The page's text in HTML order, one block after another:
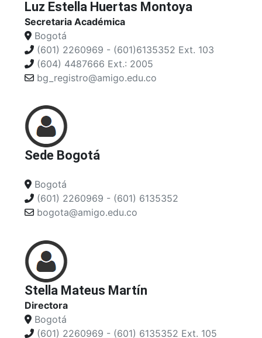
Luz Estella Huertas Montoya
Secretaria Académica
Bogotá
(601) 2260969 - (601)6135352 Ext. 103
(604) 4487666 Ext.: 2005
bg_registro@amigo.edu.co
Sede Bogotá
Bogotá
(601) 2260969 - (601) 6135352
bogota@amigo.edu.co
Stella Mateus Martín
Directora
Bogotá
(601) 2260969 - (601) 6135352 Ext. 105